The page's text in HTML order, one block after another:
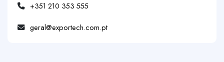
+351 210 353 555
geral@exportech.com.pt